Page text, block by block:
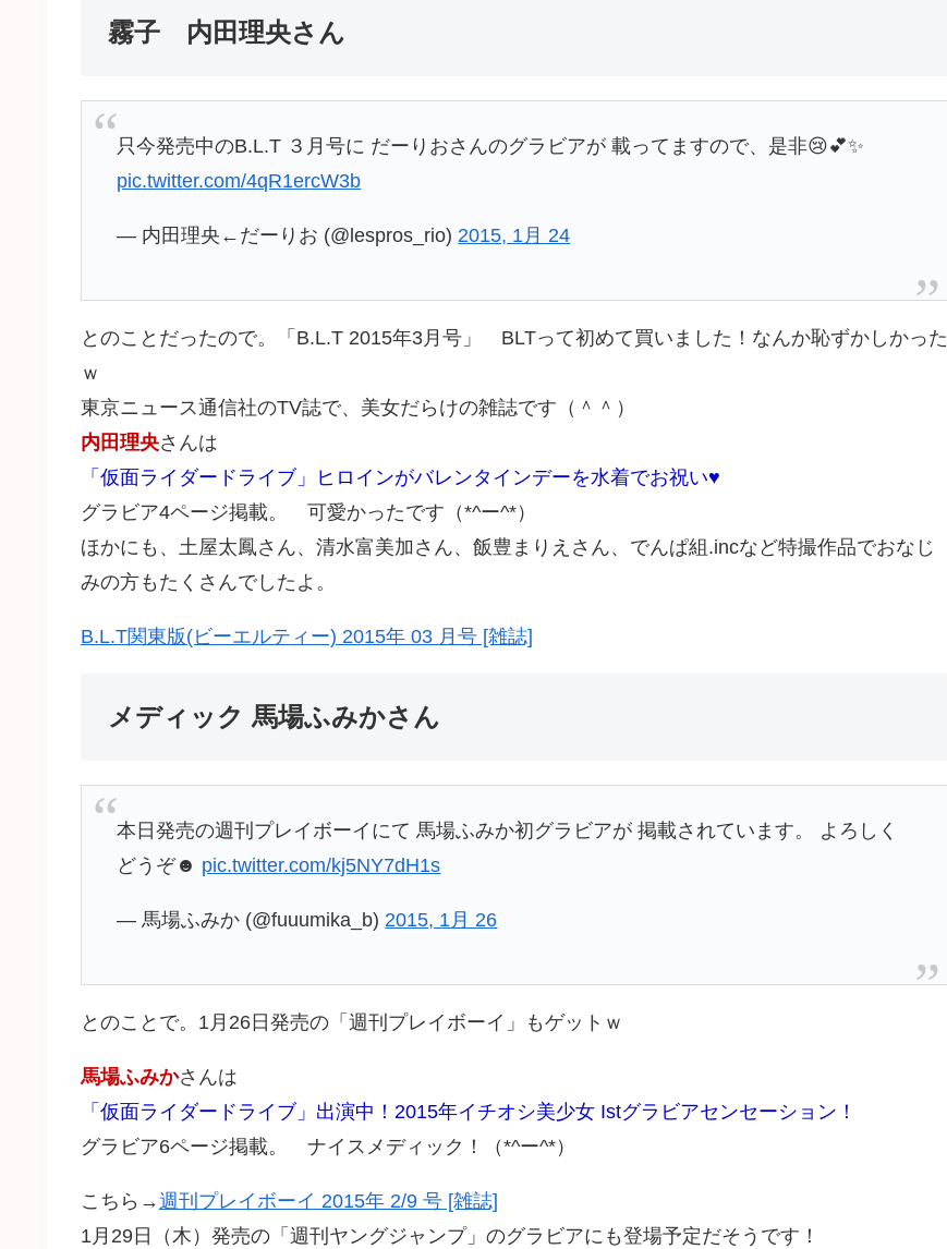
霧子 内田理央さん
只今発売中のB.L.T ３月号に だーりおさんのグラビアが 載ってますので、是非😢💕✨
pic.twitter.com/4qR1ercW3b
— 内田理央←だーりお (@lespros_rio) 2015, 1月 24
とのことだったので。「B.L.T 2015年3月号」 BLTって初めて買いました！なんか恥ずかしかった
ｗ
東京ニュース通信社のTV誌で、美女だらけの雑誌です（＾＾）
内田理央さんは
「仮面ライダードライブ」ヒロインがバレンタインデーを水着でお祝い♥
グラビア4ページ掲載。 可愛かったです（*^ー^*）
ほかにも、土屋太鳳さん、清水富美加さん、飯豊まりえさん、でんぱ組.incなど特撮作品でおなじ
みの方もたくさんでしたよ。
B.L.T関東版(ビーエルティー) 2015年 03 月号 [雑誌]
メディック 馬場ふみかさん
本日発売の週刊プレイボーイにて 馬場ふみか初グラビアが 掲載されています。 よろしく
どうぞ☻ pic.twitter.com/kj5NY7dH1s
— 馬場ふみか (@fuuumika_b) 2015, 1月 26
とのことで。1月26日発売の「週刊プレイボーイ」もゲットｗ
馬場ふみかさんは
「仮面ライダードライブ」出演中！2015年イチオシ美少女 Istグラビアセンセーション！
グラビア6ページ掲載。 ナイスメディック！（*^ー^*）
こちら→週刊プレイボーイ 2015年 2/9 号 [雑誌]
1月29日（木）発売の「週刊ヤングジャンプ」のグラビアにも登場予定だそうです！